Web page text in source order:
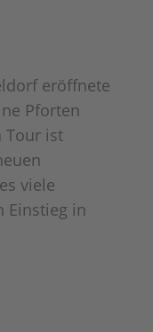
eröffnete
Pforten
Tour ist
viele
Einstieg in